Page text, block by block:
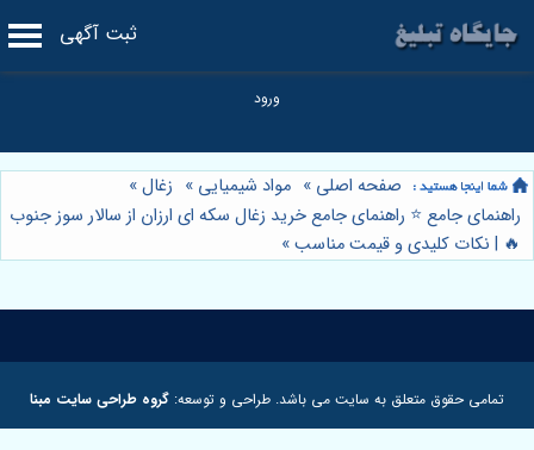
ثبت آگهی
صفحه اصلی » مواد شیمیایی » زغال»
راهنمای جامع ⭐️ راهنمای جامع خرید زغال سکه ای ارزان از سالار سوز جنوب
🔥 | نکات کلیدی و قیمت مناسب»
تمامی حقوق متعلق به سایت می باشد. طراحی و توسعه: گروه طراحی سایت مبنا